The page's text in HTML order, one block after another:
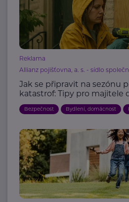
Reklama
Allianz pojišťovna, a. s. - sídlo
Jak se připravit na sezónu
katastrof: Tipy pro majitele
Bezpečnost Bydlení, domácnost